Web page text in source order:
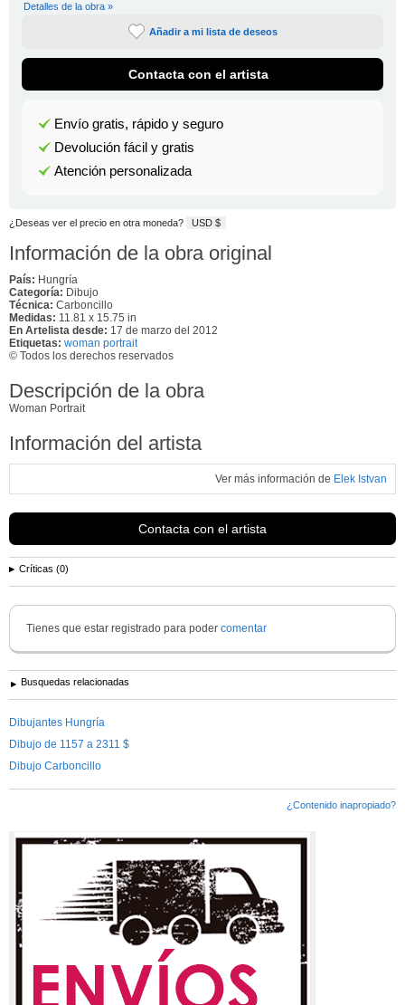
Detalles de la obra »
Añadir a mi lista de deseos
Contacta con el artista
Envío gratis, rápido y seguro
Devolución fácil y gratis
Atención personalizada
¿Deseas ver el precio en otra moneda? USD $
Información de la obra original
País: Hungría
Categoría: Dibujo
Técnica: Carboncillo
Medidas: 11.81 x 15.75 in
En Artelista desde: 17 de marzo del 2012
Etiquetas: woman portrait
© Todos los derechos reservados
Descripción de la obra
Woman Portrait
Información del artista
Ver más información de Elek Istvan
Contacta con el artista
Críticas (0)
Tienes que estar registrado para poder comentar
Busquedas relacionadas
Dibujantes Hungría
Dibujo de 1157 a 2311 $
Dibujo Carboncillo
¿Contenido inapropiado?